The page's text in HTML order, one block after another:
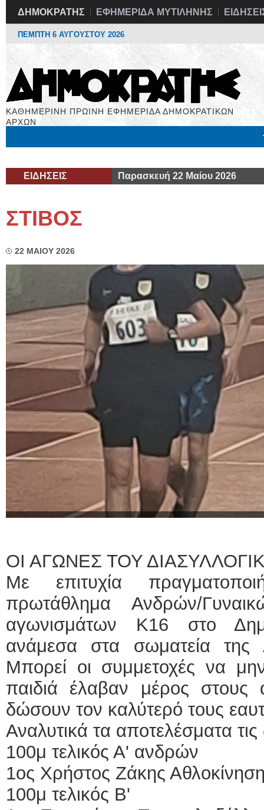
ΔΗΜΟΚΡΑΤΗΣ ΕΦΗΜΕΡΙΔΑ ΜΥΤΙΛΗΝΗΣ
ΠΕΜΠΤΗ 6 ΑΥΓΟΥΣΤΟΥ 2026
ΚΑΘΗΜΕΡΙΝΗ ΠΡΩΙΝΗ ΕΦΗΜΕΡΙΔΑ ΔΗΜΟΚΡΑΤΙΚΩΝ
ΑΡΧΩΝ
ΕΙΔΗΣΕΙΣ Παρασκευή 22 Μαίου 2026
ΣΤΙΒΟΣ
22 ΜΑΙΟΥ 2026
ΟΙ ΑΓΩΝΕΣ ΤΟΥ
Με επιτυχία
πρωτάθλημα Ανδρών/
αγωνισμάτων Κ16 στο
ανάμεσα στα σωματεία
Μπορεί οι συμμετοχές να
παιδιά έλαβαν μέρος
δώσουν τον καλύτερό τους
Αναλυτικά τα αποτελέσματα
100μ τελικός Α' ανδρών
1ος Χρήστος Ζάκης
100μ τελικός Β'